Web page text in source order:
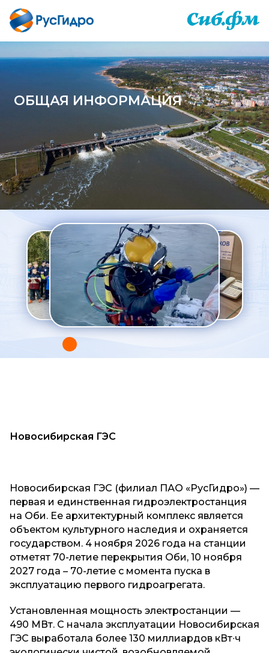
ОБЩАЯ ИНФОРМАЦИЯ
Новосибирская ГЭС
Новосибирская ГЭС (филиал ПАО «РусГидро») —
первая и единственная гидроэлектростанция
на Оби. Ее архитектурный комплекс является
объектом культурного наследия и охраняется
государством. 4 ноября 2026 года на станции
отметят 70-летие перекрытия Оби, 10 ноября
2027 года – 70-летие с момента пуска в
эксплуатацию первого гидроагрегата.
Установленная мощность электростанции —
490 МВт. С начала эксплуатации Новосибирская
ГЭС выработала более 130 миллиардов кВт∙ч